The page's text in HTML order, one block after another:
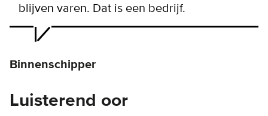
blijven varen. Dat is een bedrijf.
Binnenschipper
Luisterend oor